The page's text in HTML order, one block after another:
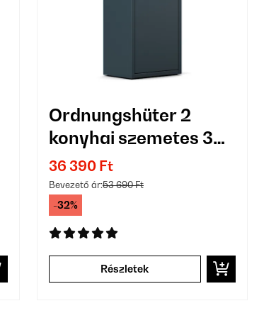
Ordnungshüter 2
konyhai szemetes 36
L
36 390 Ft
Bevezető ár:53 690 Ft
-32%
Részletek